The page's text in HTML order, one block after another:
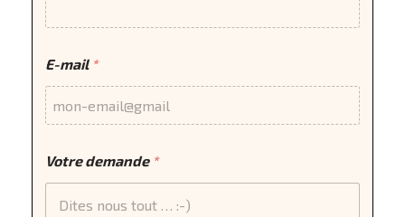
E-mail *
Votre demande *